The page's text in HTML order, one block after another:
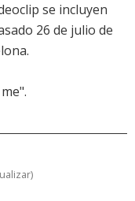
se incluyen
26 de julio de
)